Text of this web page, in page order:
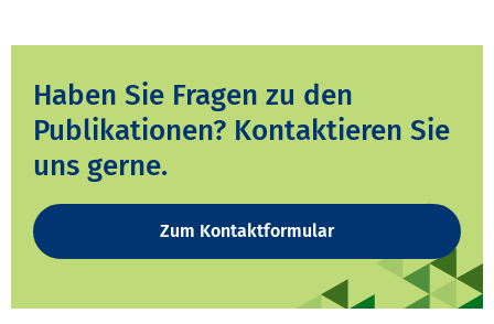
Haben Sie Fragen zu den
Publikationen? Kontaktieren Sie
uns gerne.
Zum Kontaktformular